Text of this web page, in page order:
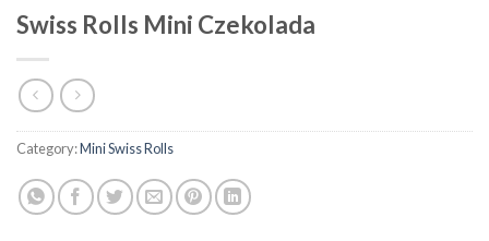
Swiss Rolls Mini Czekolada
Category:Mini Swiss Rolls